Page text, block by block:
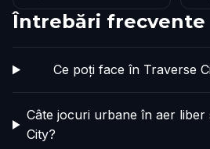
Întrebări frecvente
Ce poți face în Traverse
Câte jocuri urbane în aer
City?